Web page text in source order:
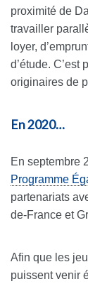
proximité de
travailler
loyer,
d’étude.
originaires de
En 2020…
En septembre
Programme
partenariats
de-France et
Afin que les
puissent venir